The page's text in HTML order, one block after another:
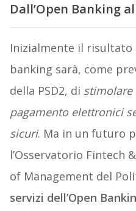
Dall’Open Banking
Inizialmente il risultato
banking sarà, come
della PSD2, di stimolare
pagamento elettronici
sicuri. Ma in un futuro
l’Osservatorio Fintech
of Management del
servizi dell’Open